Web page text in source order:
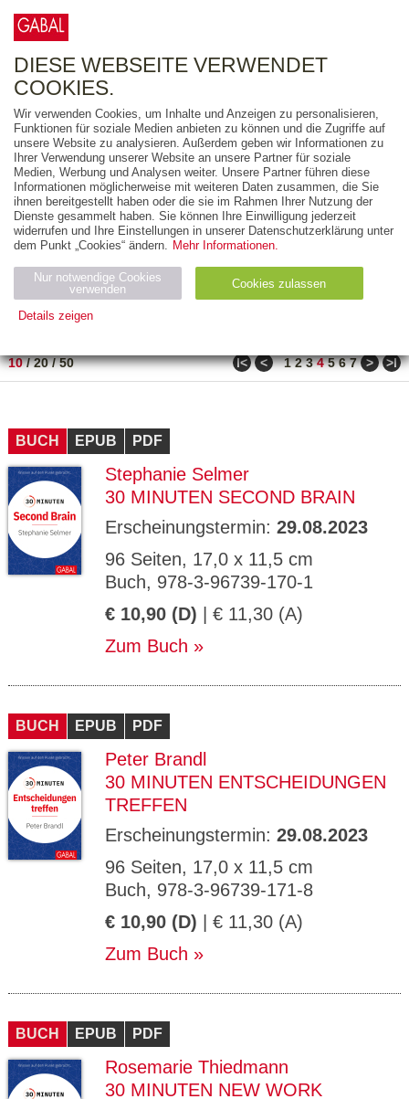
FREITEXT
AUSGABEART
AUS DER REIHE
ZUM THEMA
Neuerscheinung
Bestseller
PREIS
10/20/50 ǀ< < 1 2 3 4 5 6 7 > >ǀ
BUCH EPUB PDF
Stephanie Selmer
30 MINUTEN SECOND BRAIN
Erscheinungstermin: 29.08.2023
96 Seiten, 17,0 x 11,5 cm
Buch, 978-3-96739-170-1
€ 10,90 (D) | € 11,30 (A)
Zum Buch
BUCH EPUB PDF
Peter Brandl
30 MINUTEN ENTSCHEIDUNGEN
TREFFEN
Erscheinungstermin: 29.08.2023
96 Seiten, 17,0 x 11,5 cm
Buch, 978-3-96739-171-8
€ 10,90 (D) | € 11,30 (A)
Zum Buch
BUCH EPUB PDF
Rosemarie Thiedmann
30 MINUTEN NEW WORK
DIESE WEBSEITE VERWENDET
COOKIES.
Wir verwenden Cookies, um Inhalte und Anzeigen zu personalisieren,
Funktionen für soziale Medien anbieten zu können und die Zugriffe auf
unsere Website zu analysieren. Außerdem geben wir Informationen zu
Ihrer Verwendung unserer Website an unsere Partner für soziale
Medien, Werbung und Analysen weiter. Unsere Partner führen diese
Informationen möglicherweise mit weiteren Daten zusammen, die Sie
ihnen bereitgestellt haben oder die sie im Rahmen Ihrer Nutzung der
Dienste gesammelt haben. Sie können Ihre Einwilligung jederzeit
widerrufen und Ihre Einstellungen in unserer Datenschutzerklärung unter
dem Punkt „Cookies“ ändern. Mehr Informationen.
Nur notwendige Cookies
verwenden
Cookies zulassen
Details zeigen
Name Zweck
Ty
ESSION
_ID
verlag.
de
Session verwendet
GV_CO
OKIES
gabal-
verlag.
Speichert den Zustimmungsstatus des
Benutzers für Cookies auf der aktuellen
Domäne.
ge